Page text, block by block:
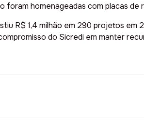
homenageadas com placas de
R$ 1,4 milhão em 290 projetos
do Sicredi em manter